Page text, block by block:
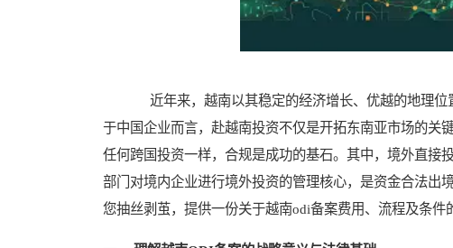
近年来，越南以其稳定的经济增长、优越的地理位
于中国企业而言，赴越南投资不仅是开拓东南亚市场的关
任何跨国投资一样，合规是成功的基石。其中，境外直接
部门对境内企业进行境外投资的管理核心，是资金合法出
您抽丝剥茧，提供一份关于越南odi备案费用、流程及条件